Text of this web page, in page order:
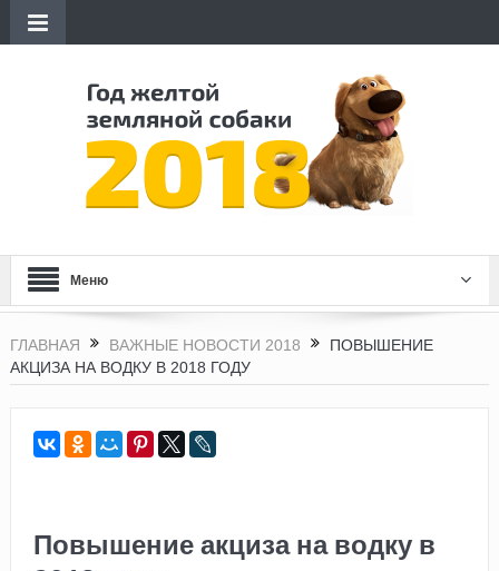
Меню
ГЛАВНАЯ ВАЖНЫЕ НОВОСТИ 2018
ПОВЫШЕНИЕ
АКЦИЗА НА ВОДКУ В 2018 ГОДУ
Повышение акциза на водку в